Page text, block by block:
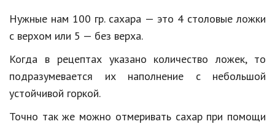
Нужные нам 100 гр. сахара — это 4 столовые ложки
с верхом или 5 — без верха.
Когда в рецептах указано количество ложек, то
подразумевается их наполнение с небольшой
устойчивой горкой.
Точно так же можно отмеривать сахар при помощи